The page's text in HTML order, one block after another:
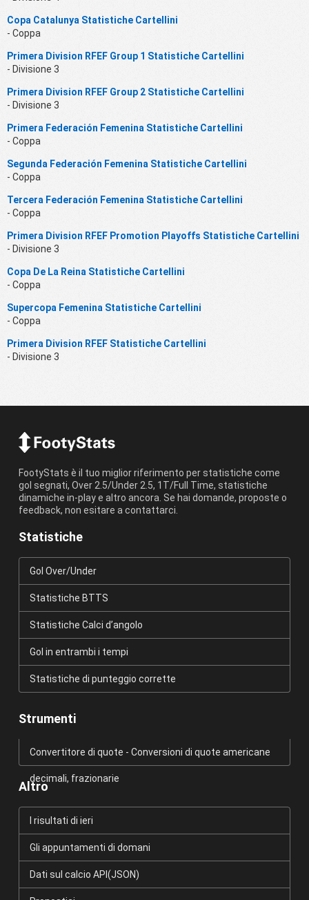
Copa Catalunya Statistiche Cartellini
- Coppa
Primera Division RFEF Group 1 Statistiche Cartellini
- Divisione 3
Primera Division RFEF Group 2 Statistiche Cartellini
- Divisione 3
Primera Federación Femenina Statistiche Cartellini
- Coppa
Segunda Federación Femenina Statistiche Cartellini
- Coppa
Tercera Federación Femenina Statistiche Cartellini
- Coppa
Primera Division RFEF Promotion Playoffs Statistiche Cartellini
- Divisione 3
Copa De La Reina Statistiche Cartellini
- Coppa
Supercopa Femenina Statistiche Cartellini
- Coppa
Primera Division RFEF Statistiche Cartellini
- Divisione 3
FootyStats è il tuo miglior riferimento per statistiche come
gol segnati, Over 2.5/Under 2.5, 1T/Full Time, statistiche
dinamiche in-play e altro ancora. Se hai domande, proposte o
feedback, non esitare a contattarci.
Statistiche
Gol Over/Under
Statistiche BTTS
Statistiche Calci d’angolo
Gol in entrambi i tempi
Statistiche di punteggio corrette
Strumenti
Convertitore di quote - Conversioni di quote americane
decimali, frazionarie
Altro
I risultati di ieri
Gli appuntamenti di domani
Dati sul calcio API(JSON)